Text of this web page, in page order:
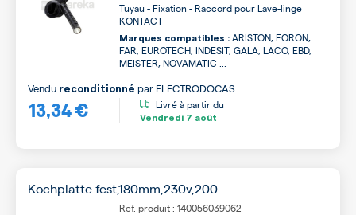
Tuyau - Fixation - Raccord pour Lave-linge
KONTACT
Marques compatibles : ARISTON, FORON,
FAR, EUROTECH, INDESIT, GALA, LACO, EBD,
MEISTER, NOVAMATIC ...
13,34 €
Vendu reconditionné par ELECTRODOCAS
Livré à partir du
Vendredi 7 août
Kochplatte fest,180mm,230v,200
Ref. produit : 140056039062